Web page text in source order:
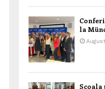
la
Scoala